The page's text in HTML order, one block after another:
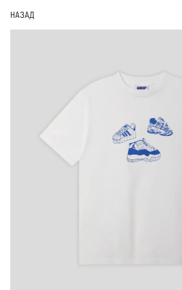
НАЗАД